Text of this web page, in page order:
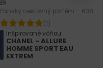
Pánsky cestovný parfém – 638
(1)
Inšpirované vôňou:
CHANEL - ALLURE
HOMME SPORT EAU
EXTREM